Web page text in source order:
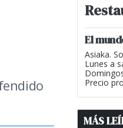
El
Asiaka.
Lunes a
Precio
MÁS